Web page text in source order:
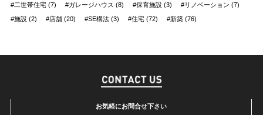
#二世帯住宅 (7)
#ガレージハウス (8) #保育施設 (3)
#リノベーション (7)
#施設 (2)
#店舗 (20) #SE構法 (3) #住宅 (72) #新築 (76)
お気軽にお問合せ下さい